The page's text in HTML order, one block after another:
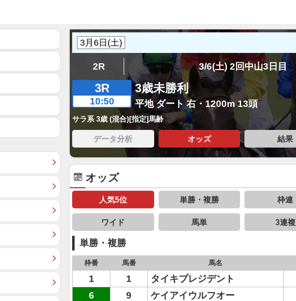
2R 3/6(土) 2回中山3日目
3R
10:50
3歳未勝利
平地 ダート 右・1200m 13頭
サラ系 3歳 (混合)[指定]馬齢
データ分析 オッズ 結果
オッズ
人気5位 単勝・複勝 枠連
ワイド 馬単 3連複
単勝・複勝
枠番 馬番 馬名
1 1 タイキプレジデント
6
9 ケイアイウルフオー